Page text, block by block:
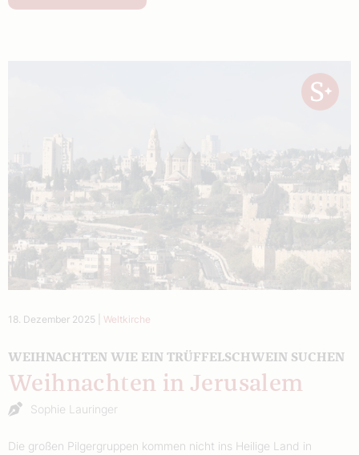
18. Dezember 2025 Weltkirche
WEIHNACHTEN WIE EIN TRÜFFELSCHWEIN SUCHEN
Weihnachten in Jerusalem
Sophie Lauringer
Die großen Pilgergruppen kommen nicht ins Heilige Land in